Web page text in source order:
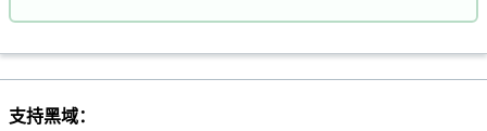
支持黑域：